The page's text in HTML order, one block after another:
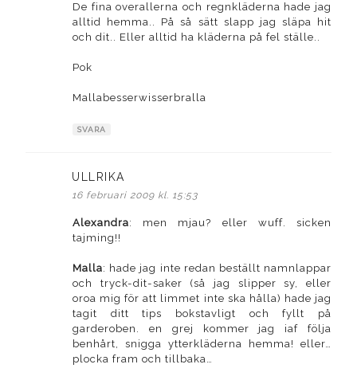
De fina overallerna och regnkläderna hade jag
alltid hemma.. På så sätt slapp jag släpa hit
och dit.. Eller alltid ha kläderna på fel ställe..
Pok
Mallabesserwisserbralla
SVARA
ULLRIKA
16 februari 2009 kl. 15:53
Alexandra: men mjau? eller wuff. sicken
tajming!!
Malla: hade jag inte redan beställt namnlappar
och tryck-dit-saker (så jag slipper sy, eller
oroa mig för att limmet inte ska hålla) hade jag
tagit ditt tips bokstavligt och fyllt på
garderoben. en grej kommer jag iaf följa
benhårt, snigga ytterkläderna hemma! eller…
plocka fram och tillbaka…